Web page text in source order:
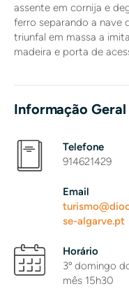
assente em cornija e
ferro separando a nave
triunfal em massa a
madeira e porta de
Informação Geral
Telefone
914621429
Email
se-algarve.pt
Horário
3º domingo
mês 15h30